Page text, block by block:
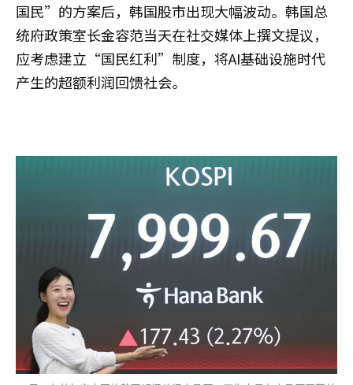
国民”的方案后，韩国股市出现大幅波动。韩国总
统府政策室长金容范当天在社交媒体上撰文提议，
应考虑建立“国民红利”制度，将AI基础设施时代
产生的超额利润回馈社会。